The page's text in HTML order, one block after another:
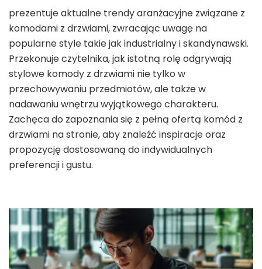
prezentuje aktualne trendy aranżacyjne związane z
komodami z drzwiami, zwracając uwagę na
popularne style takie jak industrialny i skandynawski.
Przekonuje czytelnika, jak istotną rolę odgrywają
stylowe komody z drzwiami nie tylko w
przechowywaniu przedmiotów, ale także w
nadawaniu wnętrzu wyjątkowego charakteru.
Zachęca do zapoznania się z pełną ofertą komód z
drzwiami na stronie, aby znaleźć inspiracje oraz
propozycję dostosowaną do indywidualnych
preferencji i gustu.